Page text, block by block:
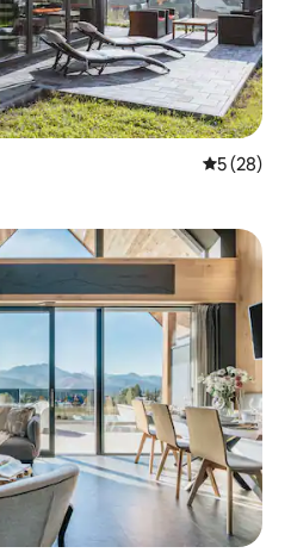
5 av 5 i
5 (28)